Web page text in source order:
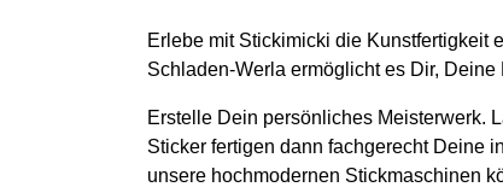
Erlebe mit Stickimicki die Kunstfertigkeit
Schladen-Werla ermöglicht es Dir,
Erstelle Dein persönliches Meisterwerk.
Sticker fertigen dann fachgerecht Deine
unsere hochmodernen Stickmaschinen